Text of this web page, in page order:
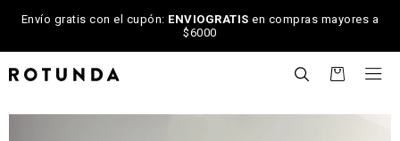
Envío gratis con el cupón: ENVIOGRATIS en compras mayores a
$6000
